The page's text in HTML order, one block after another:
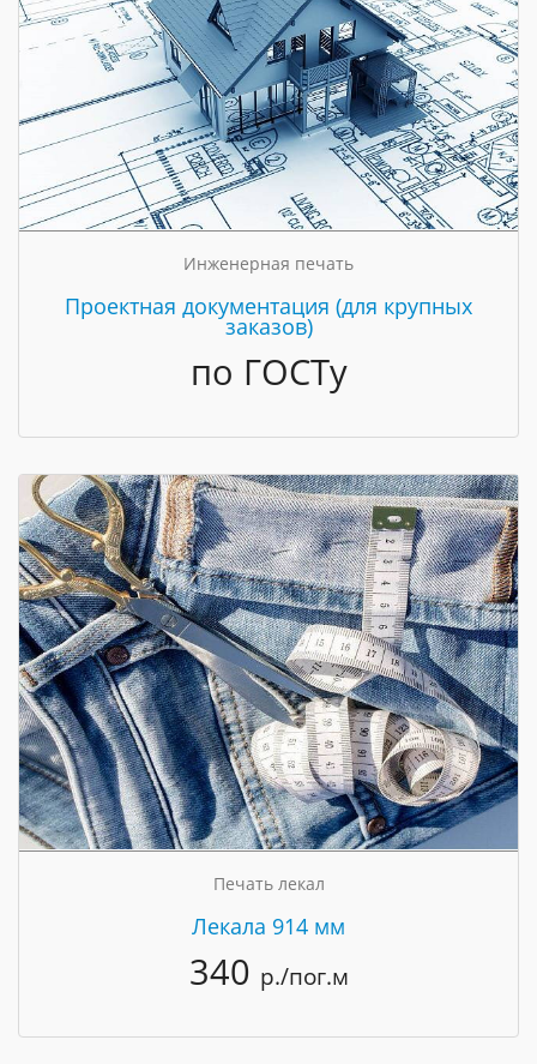
Инженерная печать
Проектная документация (для крупных
заказов)
по ГОСТу
Печать лекал
Лекала 914 мм
340 р./пог.м